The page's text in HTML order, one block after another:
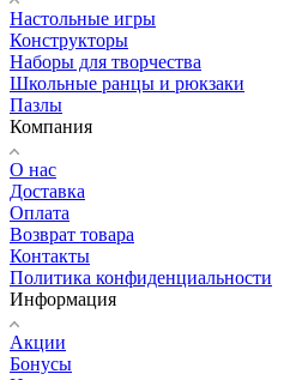
Настольные игры
Конструкторы
Наборы для творчества
Школьные ранцы и рюкзаки
Пазлы
Компания
О нас
Доставка
Оплата
Возврат товара
Контакты
Политика конфиденциальности
Информация
Акции
Бонусы